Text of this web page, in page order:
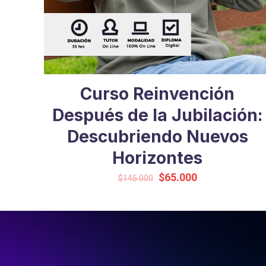
Curso Reinvención
Después de la Jubilación:
Descubriendo Nuevos
Horizontes
$145.000
El
$65.000El